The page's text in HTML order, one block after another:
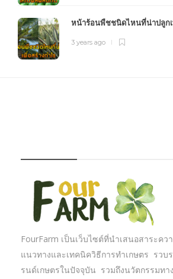
หน้าร้อนพืชชนิดไหนที่น่าปลูกเ
3 years ago
FourFarm เป็นเว็บไซต์ที่นำเสนอสาระคว
แนวทางและเทคนิควิธีการทำเกษตร รวบ
รนด์เกษตรในปัจจุบัน รวมถึงนวัตกรรมทา